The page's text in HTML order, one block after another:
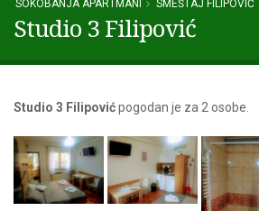
SOKOBANJA APARTMANI SMEŠTAJ FILIPOVIĆ
Studio 3 Filipović
Studio 3 Filipovićpogodan je za 2 osobe.